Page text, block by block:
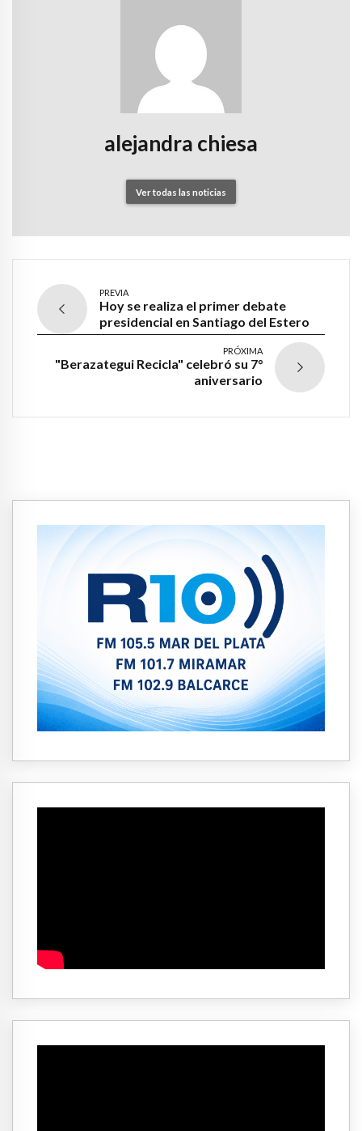
alejandra chiesa
Ver todas las noticias
PREVIA
Hoy se realiza el primer debate
presidencial en Santiago del Estero
PRÓXIMA
"Berazategui Recicla" celebró su 7°
aniversario